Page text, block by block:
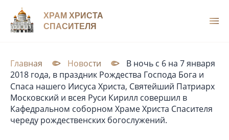
ХРАМ ХРИСТА
СПАСИТЕЛЯ
Главная Новости
В ночь с 6 на 7 января
2018 года, в праздник Рождества Господа Бога и
Спаса нашего Иисуса Христа, Святейший Патриарх
Московский и всея Руси Кирилл совершил в
Кафедральном соборном Храме Христа Спасителя
череду рождественских богослужений.